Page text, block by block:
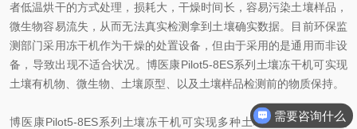
者低温烘干的方式处理，损耗大，干燥时间长，容易污染土壤样品，
微生物容易流失，从而无法真实检测拿到土壤确实数据。目前环保监
测部门采用冻干机作为干燥的处置设备，但由于采用的是通用而非设
备，导致出现不适合状况。博医康Pilot5-8ES系列土壤冻干机可实现
土壤有机物、微生物、土壤原型、以及土壤样品检测前的物质保持。
博医康Pilot5-8ES系列土壤冻干机可实现多种土壤样本内嵌工艺选
需要咨询什么